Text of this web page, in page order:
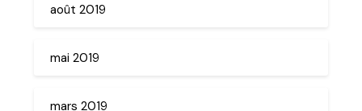
août 2019
mai 2019
mars 2019